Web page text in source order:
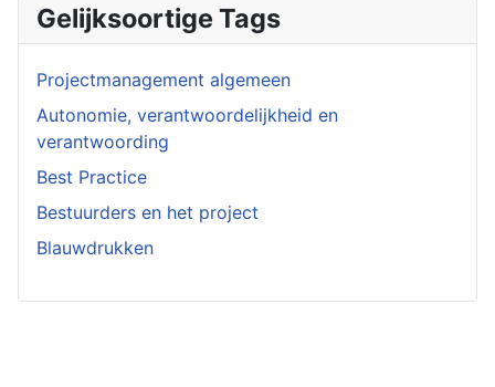
Gelijksoortige Tags
Projectmanagement algemeen
Autonomie, verantwoordelijkheid en
verantwoording
Best Practice
Bestuurders en het project
Blauwdrukken